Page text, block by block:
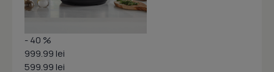
- 40 %
999.99 lei
599.99 lei